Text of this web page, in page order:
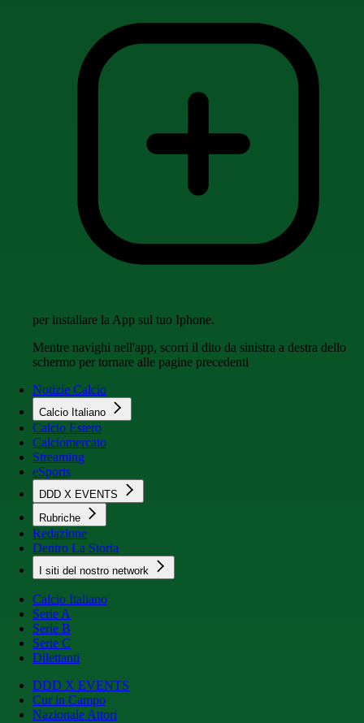
per installare la App sul tuo Iphone.
Mentre navighi nell'app, scorri il dito da sinistra a destra dello
schermo per tornare alle pagine precedenti
Notizie Calcio
Calcio Italiano
Calcio Estero
Calciomercato
Streaming
eSports
DDD X EVENTS
Rubriche
Redazione
Dentro La Storia
I siti del nostro network
Calcio Italiano
Serie A
Serie B
Serie C
Dilettanti
DDD X EVENTS
Cur in Campo
Nazionale Attori